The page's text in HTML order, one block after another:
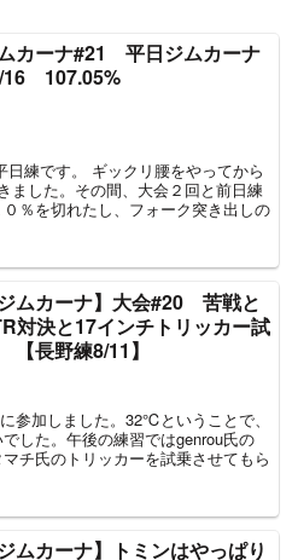
カーナ#21 平日ジムカーナ
16 107.05%
練です。 ギックリ腰をやってから
ました。その間、大会２回と前日練
％を切れたし、フォーク突き出しの
ジムカーナ】大会#20 苦戦と
対決と17インチトリッカー試
長野練8/11】
参加しました。32℃ということで、
した。午後の練習ではgenrou氏の
チ氏のトリッカーを試乗させてもら
ジムカーナ】トミンはやっぱり